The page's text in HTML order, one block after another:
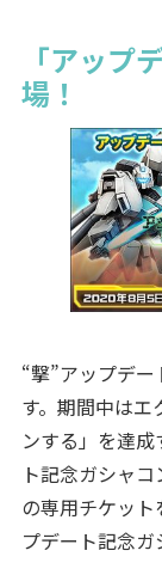
「アップ
場！
“撃”アップデ
す。期間中はエ
ンする」を達
ト記念ガシャ
の専用チケッ
プデート記念ガ